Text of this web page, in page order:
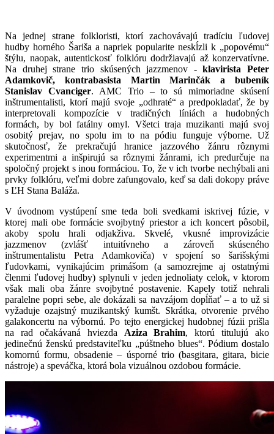
Na jednej strane folkloristi, ktorí zachovávajú tradíciu ľudovej
hudby horného Šariša a napriek popularite neskĺzli k „popovému“
štýlu, naopak, autentickosť folklóru dodržiavajú až konzervatívne.
Na druhej strane trio skúsených jazzmenov -klavirista Peter
Adamkovič, kontrabasista Martin Marinčák a bubeník
Stanislav Cvanciger. AMC Trio – to sú mimoriadne skúsení
inštrumentalisti, ktorí majú svoje „odhraté“ a predpokladať, že by
interpretovali kompozície v tradičných líniách a hudobných
formách, by bol fatálny omyl. Všetci traja muzikanti majú svoj
osobitý prejav, no spolu im to na pódiu funguje výborne. Už
skutočnosť, že prekračujú hranice jazzového žánru rôznymi
experimentmi a inšpirujú sa rôznymi žánrami, ich predurčuje na
spoločný projekt s inou formáciou. To, že v ich tvorbe nechýbali ani
prvky folklóru, veľmi dobre zafungovalo, keď sa dali dokopy práve
s ĽH Stana Baláža.
V úvodnom vystúpení sme teda boli svedkami iskrivej fúzie, v
ktorej mali obe formácie svojbytný priestor a ich koncert pôsobil,
akoby spolu hrali odjakživa. Skvelé, vkusné improvizácie
jazzmenov (zvlášť intuitívneho a zároveň skúseného
inštrumentalistu Petra Adamkoviča) v spojení so šarišskými
ľudovkami, vynikajúcim primášom (a samozrejme aj ostatnými
členmi ľudovej hudby) splynuli v jeden jednoliaty celok, v ktorom
však mali oba žánre svojbytné postavenie. Kapely totiž nehrali
paralelne popri sebe, ale dokázali sa navzájom dopĺňať – a to už si
vyžaduje ozajstný muzikantský kumšt. Skrátka, otvorenie prvého
galakoncertu na výbornú. Po tejto energickej hudobnej fúzii prišla
na rad očakávaná hviezda Aziza Brahim, ktorú titulujú ako
jedinečnú ženskú predstaviteľku „púštneho blues“. Pódium dostalo
komornú formu, obsadenie – úsporné trio (basgitara, gitara, bicie
nástroje) a speváčka, ktorá bola vizuálnou ozdobou formácie.